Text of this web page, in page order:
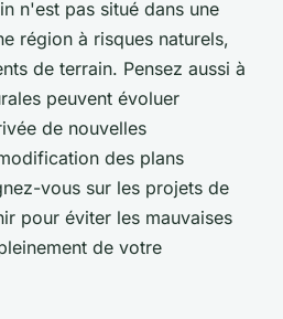
n'est pas situé dans une
région à risques naturels,
de terrain. Pensez aussi à
peuvent évoluer
de nouvelles
des plans
vous sur les projets de
pour éviter les mauvaises
de votre